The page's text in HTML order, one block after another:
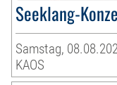
Seeklang-
Samstag,
KAOS